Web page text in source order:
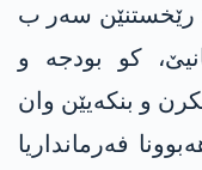
دکە، یەکەم؛ ئاڤاکرنا زێدەتری 18 رێخستنێن سەر ب
کو بودجە و
و بنکەیێن وان
فەرمانداریا